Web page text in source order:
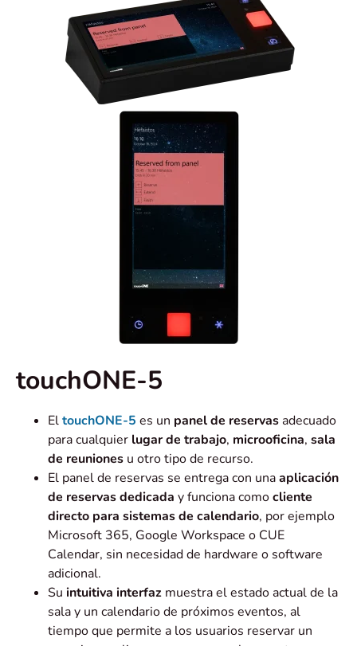
touchONE-5
EltouchONE-5 es un panel de reservas adecuado
para cualquier lugar de trabajo, microoficina, sala
de reuniones u otro tipo de recurso.
El panel de reservas se entrega con unaaplicación
de reservas dedicada y funciona comocliente
directo para sistemas de calendario, por ejemplo
Microsoft 365, Google Workspace o CUE
Calendar, sin necesidad de hardware o software
adicional.
Su intuitiva interfaz muestra el estado actual de la
sala y un calendario de próximos eventos, al
tiempo que permite a los usuarios reservar un